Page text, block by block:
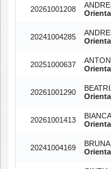
20261001208
20241004285
20251000637
20261001290
20261001413
20241004169